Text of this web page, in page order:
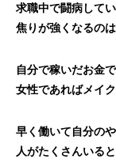
求職中で闘病して
焦りが強くなるの
自分で稼いだお金
女性であればメイ
早く働いて自分の
人がたくさんいると